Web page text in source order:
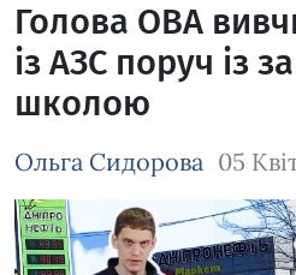
Голова ОВА
із АЗС поруч із
школою
Ольга Сидорова 05
Зображення завантажується